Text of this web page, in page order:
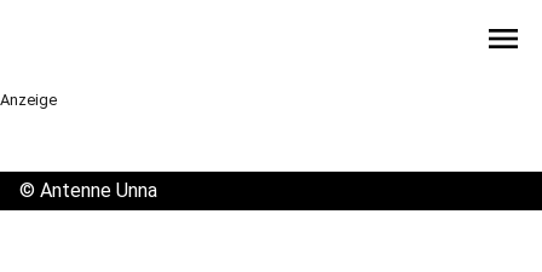
menu
Anzeige
© Antenne Unna